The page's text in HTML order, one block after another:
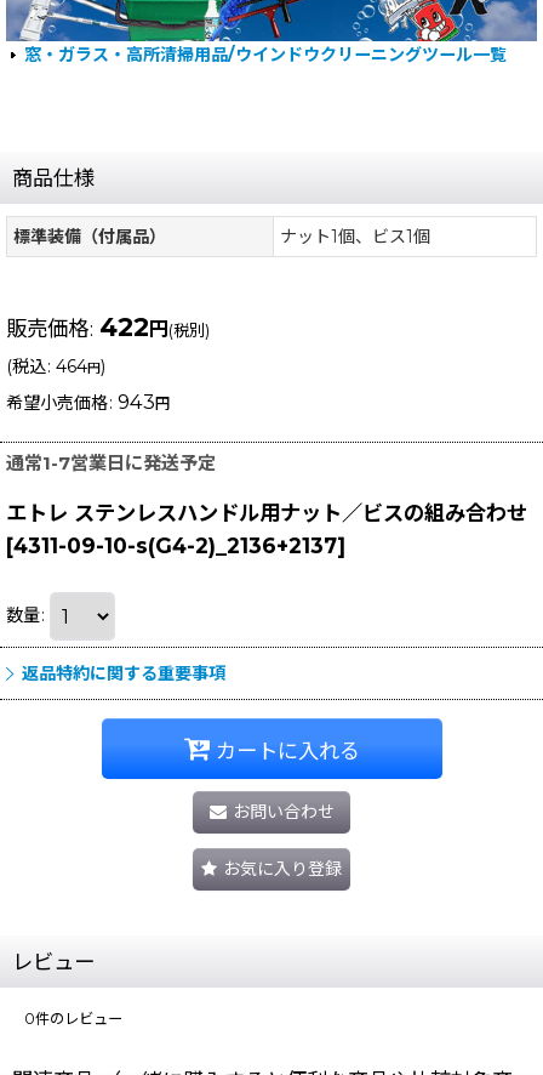
窓・ガラス・高所清掃用品/ウインドウクリーニングツール一覧
商品仕様
標準装備（付属品） ナット1個、ビス1個
販売価格: 422 円 (税別)
(税込: 464円)
希望小売価格: 943 円
通常1-7営業日に発送予定
エトレ ステンレスハンドル用ナット／ビスの組み合わせ
[4311-09-10-s(G4-2)_2136+2137]
数量:
返品特約に関する重要事項
カートに入れる
お問い合わせ
お気に入り登録
レビュー
0件のレビュー